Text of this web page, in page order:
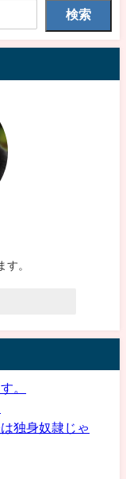
検索
す。
。
独身奴隷じゃ